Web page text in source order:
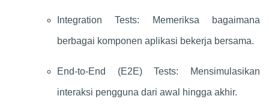
Integration Tests: Memeriksa bagaimana
berbagai komponen aplikasi bekerja bersama.
End-to-End (E2E) Tests: Mensimulasikan
interaksi pengguna dari awal hingga akhir.